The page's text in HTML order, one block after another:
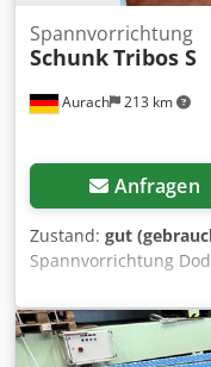
Aurach 213 km
Spannvorrichtung
SchunkTribos S
Anfragen
Zustand: gut
Spannvorrichtung
Reduziereinsätze Z7
auch Schunk Tribos
verfügbar.